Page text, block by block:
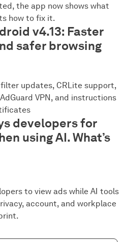
the app now shows what
how to fix it.
v4.13: Faster
safer browsing
updates, CRLite support,
VPN, and instructions
developers for
using AI. What’s
to view ads while AI tools
account, and workplace